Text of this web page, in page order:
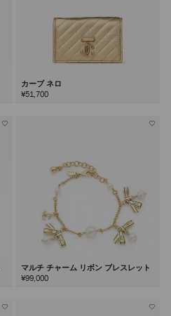
カーブ ネロ
¥51,700
マルチ チャーム リボン ブレスレット
¥99,000